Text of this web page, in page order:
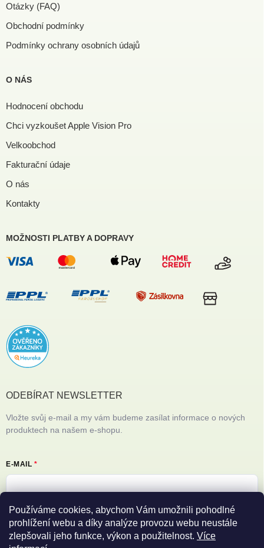
Používáme cookies, abychom Vám umožnili pohodlné
prohlížení webu a díky analýze provozu webu neustále
zlepšovali jeho funkce, výkon a použitelnost. Více
Otázky (FAQ)
Obchodní podmínky
Podmínky ochrany osobních údajů
O NÁS
Hodnocení obchodu
Chci vyzkoušet Apple Vision Pro
Velkoobchod
Fakturační údaje
O nás
Kontakty
MOŽNOSTI PLATBY A DOPRAVY
ODEBÍRAT NEWSLETTER
Vložte svůj e-mail a my vám budeme zasílat informace o nových
produktech na našem e-shopu.
E-MAIL
Vložením e-mailu souhlasíte spodmínkami ochrany osobních údajů
Přihlásit se